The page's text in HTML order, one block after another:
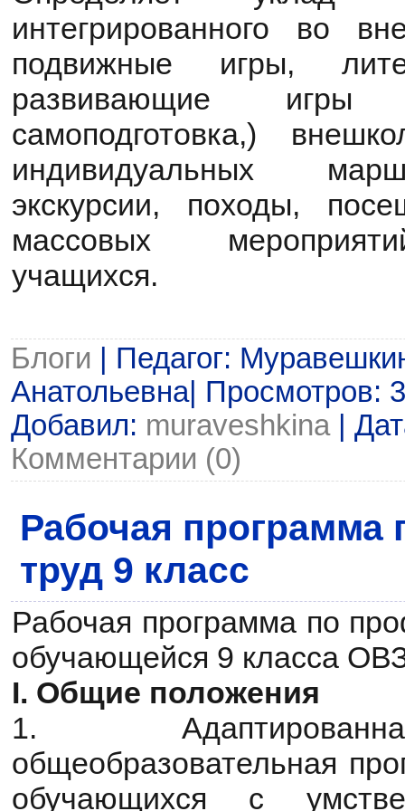
интегрированного во
подвижные игры,
развивающие
самоподготовка,)
индивидуальных
экскурсии, походы,
массовых
учащихся.
Блоги | Педагог:
Анатольевна| Просмотров:
Добавил: muraveshkina|
Комментарии (0)
Рабочая
труд 9 класс
Рабочая программа по
обучающейся 9 класса
I. Общие положения
1.
общеобразовательная
обучающихся с